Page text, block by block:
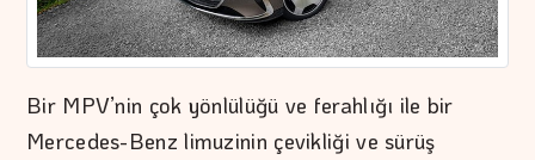
Bir MPV’nin çok yönlülüğü ve ferahlığı ile bir
Mercedes-Benz limuzinin çevikliği ve sürüş